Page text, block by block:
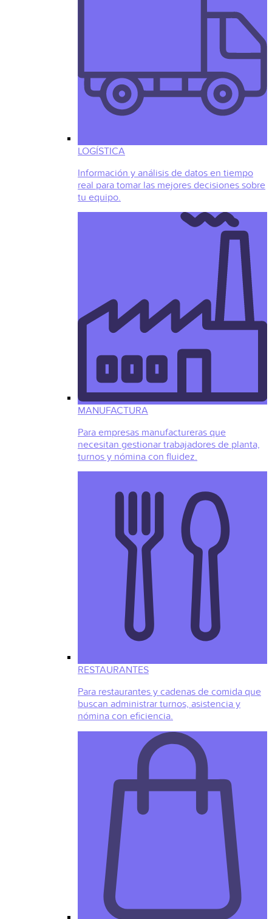
LOGÍSTICA
Información y análisis de datos en tiempo
real para tomar las mejores decisiones sobre
tu equipo.
MANUFACTURA
Para empresas manufactureras que
necesitan gestionar trabajadores de planta,
turnos y nómina con fluidez.
RESTAURANTES
Para restaurantes y cadenas de comida que
buscan administrar turnos, asistencia y
nómina con eficiencia.